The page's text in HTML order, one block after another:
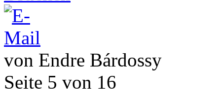
von Endre Bárdossy
Seite 5 von 16